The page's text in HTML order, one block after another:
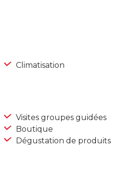
Climatisation
Visites groupes guidées
Boutique
Dégustation de produits